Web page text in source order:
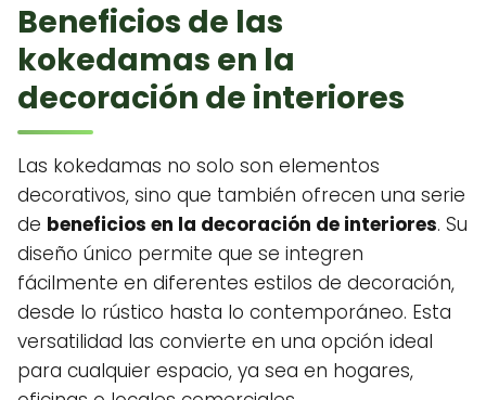
Beneficios de las
kokedamas en la
decoración de interiores
Las kokedamas no solo son elementos
decorativos, sino que también ofrecen una serie
de beneficios en la decoración de interiores. Su
diseño único permite que se integren
fácilmente en diferentes estilos de decoración,
desde lo rústico hasta lo contemporáneo. Esta
versatilidad las convierte en una opción ideal
para cualquier espacio, ya sea en hogares,